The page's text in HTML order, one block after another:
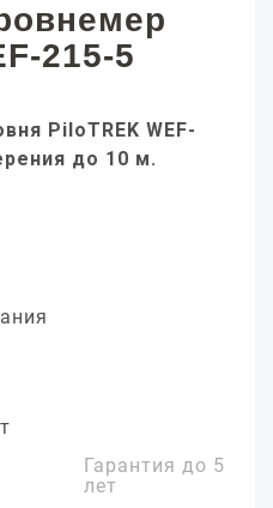
215-5
PiloTREK WEF-
до 10 м.
Гарантия до 5
лет